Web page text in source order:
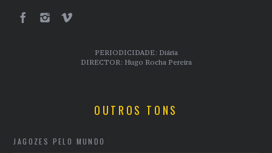
PERIODICIDADE: Diária
DIRECTOR: Hugo Rocha Pereira
OUTROS TONS
JAGOZES PELO MUNDO